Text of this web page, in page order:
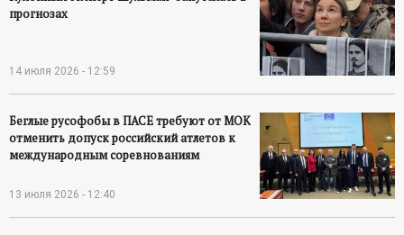
прогнозах
14 июля 2026 - 12:59
Беглые русофобы в ПАСЕ требуют от МОК
отменить допуск российский атлетов к
международным соревнованиям
13 июля 2026 - 12:40